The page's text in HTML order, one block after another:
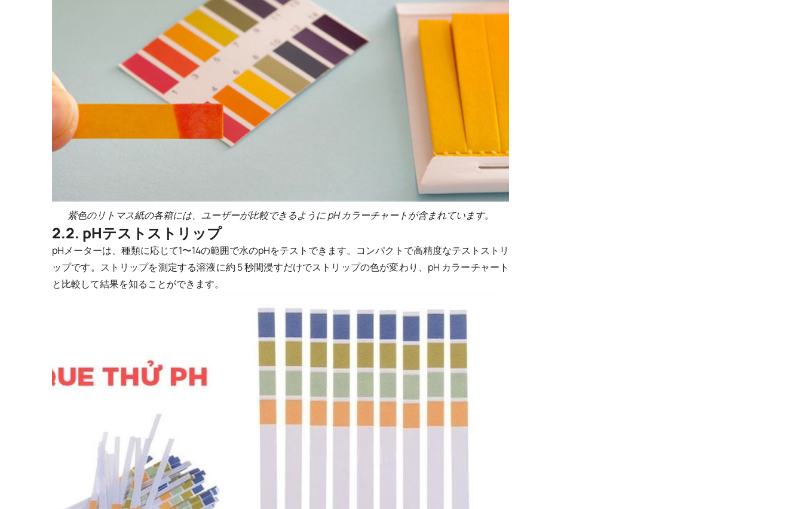
紫色のリトマス紙の各箱には、ユーザーが比較できるように pH カラーチャートが含まれています。
2.2. pHテストストリップ
pHメーターは、種類に応じて1〜14の範囲で水のpHをテストできます。コンパクトで高精度なテストストリ
ップです。ストリップを測定する溶液に約 5 秒間浸すだけでストリップの色が変わり、pH カラーチャート
と比較して結果を知ることができます。